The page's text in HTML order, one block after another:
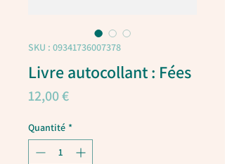
SKU : 09341736007378
Livre autocollant : Fées
12,00 €Prix
Quantité *